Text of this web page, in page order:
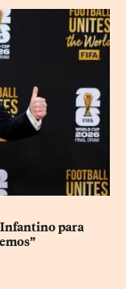
para